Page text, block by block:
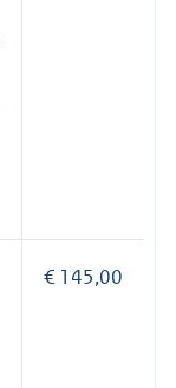
€ 145,00